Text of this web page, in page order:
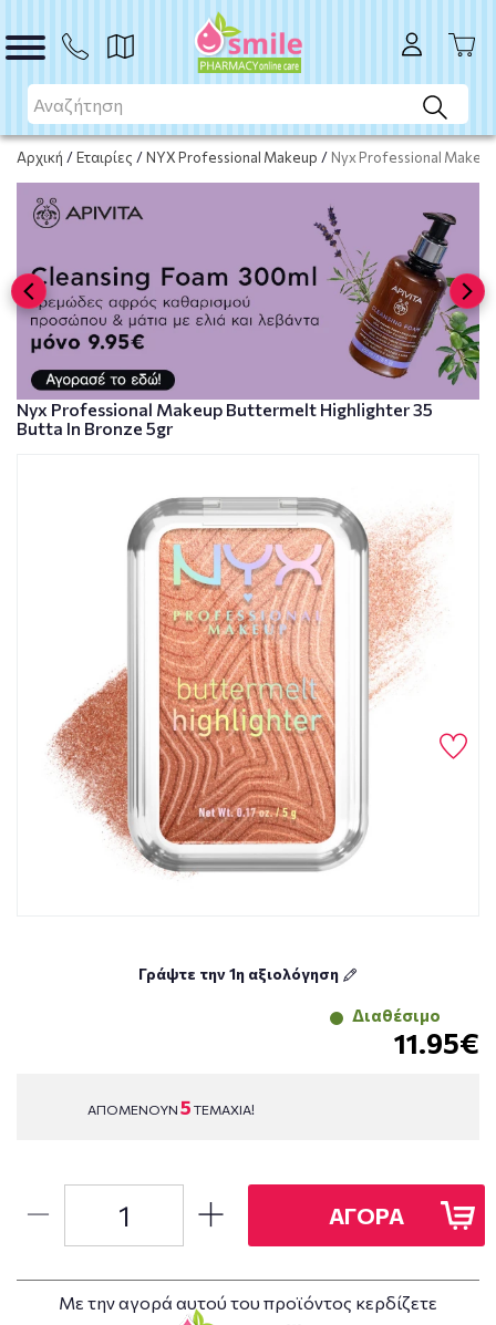
Αρχική /Εταιρίες /NYX Professional Makeup / Nyx Professional
ΑΓΟΡΑ
Nyx Professional Makeup Buttermelt Highlighter 35
Butta In Bronze 5gr
Γράψτε την 1η αξιολόγηση
Διαθέσιμο
11.95€
ΑΠΟΜΕΝΟΥΝ 5 ΤΕΜΑΧΙΑ!
ΑΓΟΡΑ
Με την αγορά αυτού του προϊόντος κερδίζετε